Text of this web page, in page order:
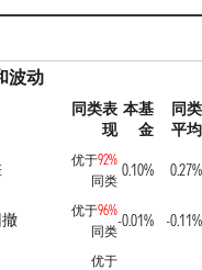
波动
同类表
现
本基
金
同类
平均
优于92%
同类
0.10% 0.27%
优于96%
同类
-0.01% -0.11%
优于